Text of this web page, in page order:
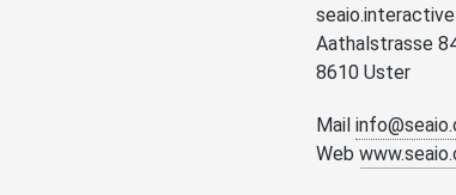
seaio.interactive
Aathalstrasse
8610 Uster
Mail
Web